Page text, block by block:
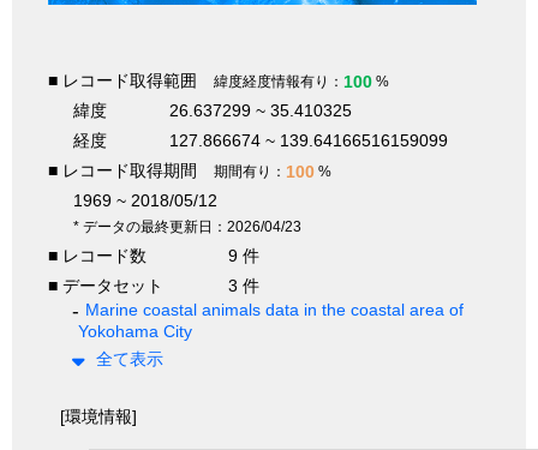
■ レコード取得範囲 緯度経度情報有り： 100 %
緯度
26.637299 ~ 35.410325
経度
127.866674 ~ 139.64166516159099
■ レコード取得期間
期間有り： 100 %
1969 ~ 2018/05/12
* データの最終更新日：2026/04/23
■ レコード数
9 件
■ データセット
3 件
Marine coastal animals data in the coastal area of
Yokohama City
全て表示
[環境情報]